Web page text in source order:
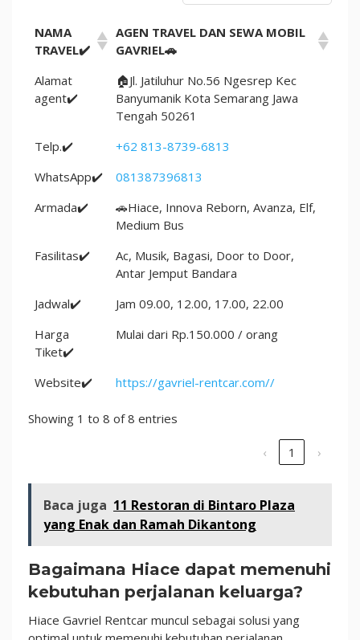
NAMA
TRAVEL✔️
AGEN TRAVEL DAN SEWA MOBIL
GAVRIEL🚗
Alamat
agent✔️
🏠Jl. Jatiluhur No.56 Ngesrep Kec
Banyumanik Kota Semarang Jawa
Tengah 50261
Telp.✔️
+62 813-8739-6813
WhatsApp✔️
081387396813
Armada✔️
🚗Hiace, Innova Reborn, Avanza, Elf,
Medium Bus
Fasilitas✔️
Ac, Musik, Bagasi, Door to Door,
Antar Jemput Bandara
Jadwal✔️
Jam 09.00, 12.00, 17.00, 22.00
Harga
Tiket✔️
Mulai dari Rp.150.000 / orang
Website✔️ https://gavriel-rentcar.com//
Showing 1 to 8 of 8 entries
‹ 1 ›
Baca juga 11 Restoran di Bintaro Plaza
yang Enak dan Ramah Dikantong
Bagaimana Hiace dapat memenuhi
kebutuhan perjalanan keluarga?
Hiace Gavriel Rentcar muncul sebagai solusi yang